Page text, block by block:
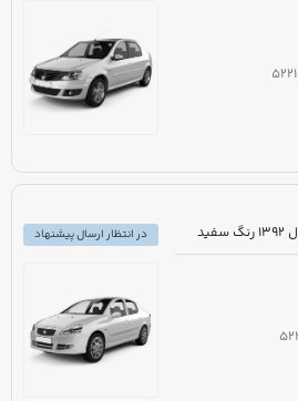
در انتظار ارسال پیشنهاد